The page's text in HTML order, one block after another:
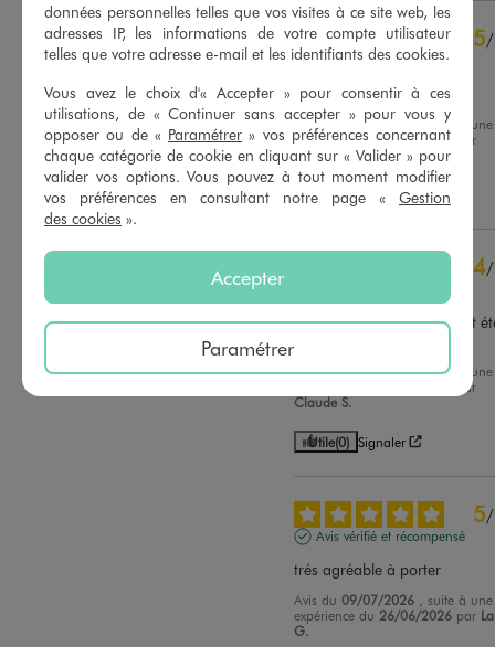
4étoiles
3
3 étoiles
0
1étoile 0
Trier les avis
5/
Avis vérifié et récompensé
C’est top impeccable
Avis du 20/07/2026 , suite à une
expérience du07/07/2026
par
Veronique M.
Utile(0) Signaler
4/
Très jolie jupe mais il aurait
Avis du14/07/2026 , suite à une
par
Claude S.
Utile(0) Signaler
5/
Avis vérifié et récompensé
trés agréable à porter
Avis du09/07/2026
, suite à une
expérience du 26/06/2026 par
G.
données personnelles telles que vos visites à ce site web, les
adresses IP, les informations de votre compte utilisateur
telles que votre adresse e-mail et les identifiants des cookies.
Vous avez le choix d'« Accepter » pour consentir à ces
utilisations, de « Continuer sans accepter » pour vous y
opposer ou de « Paramétrer » vos préférences concernant
chaque catégorie de cookie en cliquant sur « Valider » pour
valider vos options. Vous pouvez à tout moment modifier
vos préférences en consultant notre page « Gestion
des cookies ».
Accepter
Paramétrer